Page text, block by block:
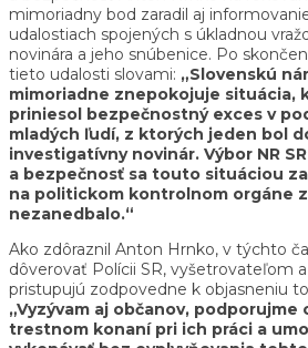
mimoriadny bod zaradil aj
udalostiach spojených s úkladnou
novinára a jeho snúbenice. Po
tieto udalosti slovami: „Slovenskú
mimoriadne znepokojuje situácia,
priniesol bezpečnostný exces v
mladých ľudí, z ktorých jeden bol
investigatívny novinár. Výbor NR
a bezpečnosť sa touto situáciou
na politickom kontrolnom orgáne
nezanedbalo.“
Ako zdôraznil Anton Hrnko, v týchto
dôverovať Polícii SR, vyšetrovateľom
pristupujú zodpovedne k objasneniu
„Vyzývam aj občanov, podporujme
trestnom konaní pri ich práci a